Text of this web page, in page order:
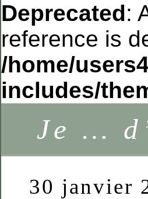
Deprecated:
reference is
/home/
includes/
Je …
30 janvier